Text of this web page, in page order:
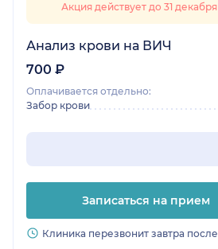
Акция действует до 31 декабря
Анализ крови на ВИЧ
700 ₽
Оплачивается отдельно:
Забор крови
Записаться на прием
Клиника перезвонит завтра после